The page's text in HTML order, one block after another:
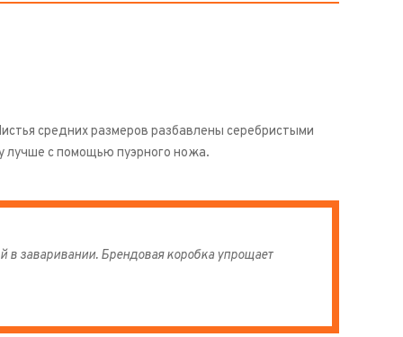
средних размеров разбавлены серебристыми
лучше с помощью пуэрного ножа.
заваривании. Брендовая коробка упрощает